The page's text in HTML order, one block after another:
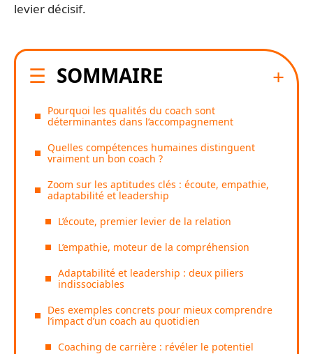
levier décisif.
SOMMAIRE
Pourquoi les qualités du coach sont
déterminantes dans l’accompagnement
Quelles compétences humaines distinguent
vraiment un bon coach ?
Zoom sur les aptitudes clés : écoute, empathie,
adaptabilité et leadership
L’écoute, premier levier de la relation
L’empathie, moteur de la compréhension
Adaptabilité et leadership : deux piliers
indissociables
Des exemples concrets pour mieux comprendre
l’impact d’un coach au quotidien
Coaching de carrière : révéler le potentiel